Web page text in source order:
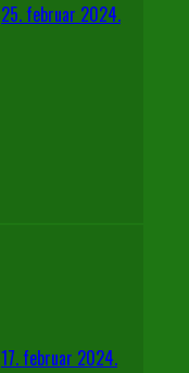
25. februar 2024.
17. februar 2024.